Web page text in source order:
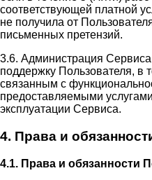
соответствующей платной
не получила от
письменных претензий.
3.6. Администрация
поддержку Пользователя, в
связанным с
предоставляемыми
эксплуатации Сервиса.
4. Права и
4.1. Права и обязанности